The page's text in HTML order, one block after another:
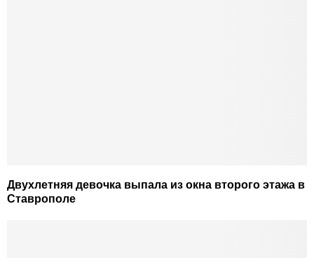
Двухлетняя девочка выпала из окна второго этажа в
Ставрополе